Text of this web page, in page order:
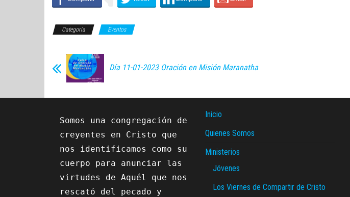
Categoría Eventos
Día 11-01-2023 Oración en Misión Maranatha
Somos una congregación de
creyentes en Cristo que
nos identificamos como su
cuerpo para anunciar las
virtudes de Aquél que nos
rescató del pecado y
Inicio
Quienes Somos
Ministerios
Jóvenes
Los Viernes de Compartir de Cristo